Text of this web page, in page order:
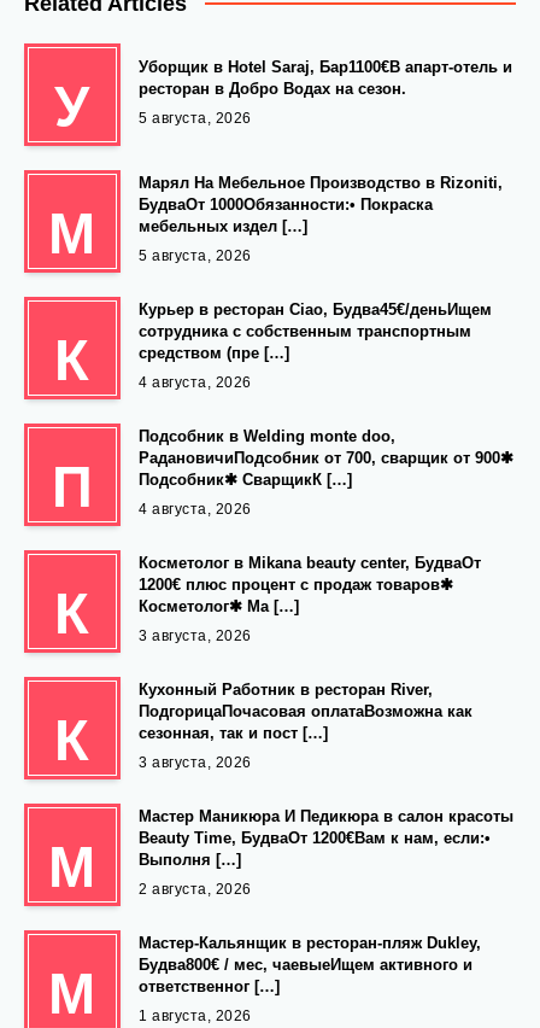
У
Уборщик в Hotel Saraj, Бар1100€В апарт-отель и
ресторан в Добро Водах на сезон.
5 августа, 2026
М
Марял На Мебельное Производство в Rizoniti,
БудваОт 1000Обязанности:• Покраска
мебельных издел […]
5 августа, 2026
К
Курьер в ресторан Ciao, Будва45€/деньИщем
сотрудника с собственным транспортным
средством (пре […]
4 августа, 2026
П
Подсобник в Welding monte doo,
РадановичиПодсобник от 700, сварщик от 900✱
Подсобник✱ СварщикК […]
4 августа, 2026
К
Косметолог в Mikana beauty center, БудваОт
1200€ плюс процент с продаж товаров✱
Косметолог✱ Ма […]
3 августа, 2026
К
Кухонный Работник в ресторан River,
ПодгорицаПочасовая оплатаВозможна как
сезонная, так и пост […]
3 августа, 2026
М
Мастер Маникюра И Педикюра в салон красоты
Beauty Time, БудваОт 1200€Вам к нам, если:•
Выполня […]
2 августа, 2026
М
Мастер-Кальянщик в ресторан-пляж Dukley,
Будва800€ / мес, чаевыеИщем активного и
ответственног […]
1 августа, 2026